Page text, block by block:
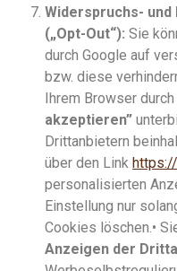
Widerspruchs-
(„Opt-Out“): Sie
durch Google auf
bzw. diese
Ihrem Browser
akzeptieren”
Drittanbietern
über den Link
personalisierten
Einstellung nur
Cookies löschen.•
Anzeigen der